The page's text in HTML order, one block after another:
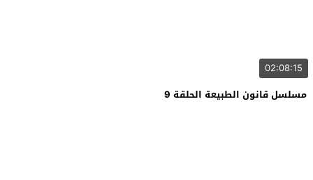
02:08:15
مسلسل قانون الطبيعة الحلقة 9